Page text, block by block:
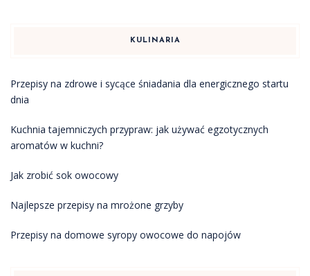
KULINARIA
Przepisy na zdrowe i sycące śniadania dla energicznego startu
dnia
Kuchnia tajemniczych przypraw: jak używać egzotycznych
aromatów w kuchni?
Jak zrobić sok owocowy
Najlepsze przepisy na mrożone grzyby
Przepisy na domowe syropy owocowe do napojów